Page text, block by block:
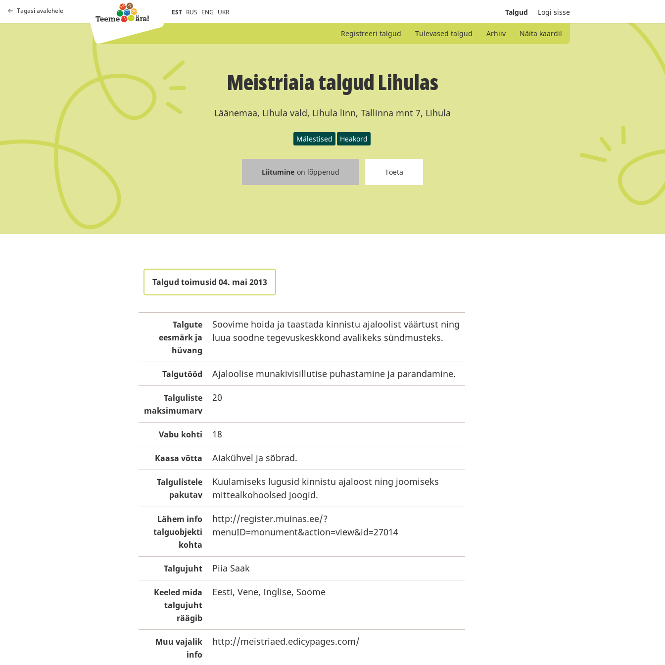
Tagasi avalehele EST RUS ENG UKR Talgud Logi sisse
Registreeri talgud Tulevased talgud Arhiiv Näita kaardil
Meistriaia talgud Lihulas
Läänemaa, Lihula vald, Lihula linn, Tallinna mnt 7, Lihula
Mälestised Heakord
Liitumine on lõppenud Toeta
Talgud toimusid 04. mai 2013
Talgute
eesmärk ja
hüvang
Soovime hoida ja taastada kinnistu ajaloolist väärtust ning
luua soodne tegevuskeskkond avalikeks sündmusteks.
Talgutööd Ajaloolise munakivisillutise puhastamine ja parandamine.
Talguliste
maksimumarv
20
Vabu kohti 18
Kaasa võtta Aiakühvel ja sõbrad.
Talgulistele
pakutav
Kuulamiseks lugusid kinnistu ajaloost ning joomiseks
mittealkohoolsed joogid.
Lähem info
talguobjekti
kohta
http://register.muinas.ee/?
menuID=monument&action=view&id=27014
Talgujuht Piia Saak
Keeled mida
talgujuht
räägib
Eesti, Vene, Inglise, Soome
Muu vajalik
info
http://meistriaed.edicypages.com/